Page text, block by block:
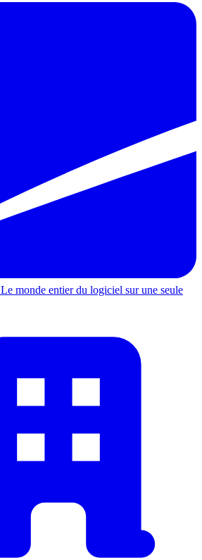
Le monde entier du logiciel sur une seule